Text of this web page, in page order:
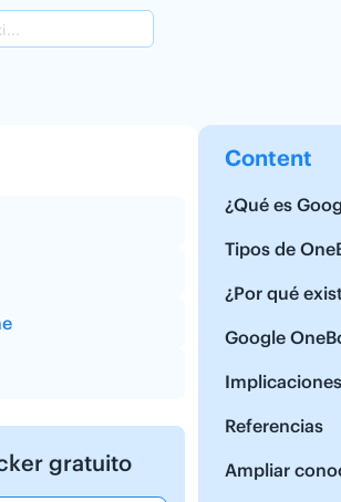
gratuito
Content
¿Qué es
Tipos de
¿Por qué
Google
Referencias
Ampliar